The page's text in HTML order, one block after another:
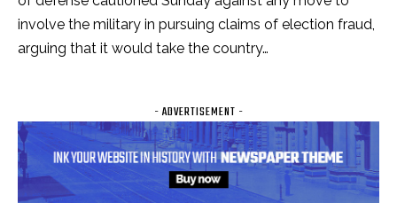
involve the military in pursuing claims of election fraud,
arguing that it would take the country…
- ADVERTISEMENT -